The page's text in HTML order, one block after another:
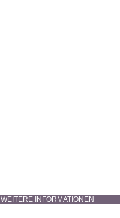
WEITERE INFORMATIONEN